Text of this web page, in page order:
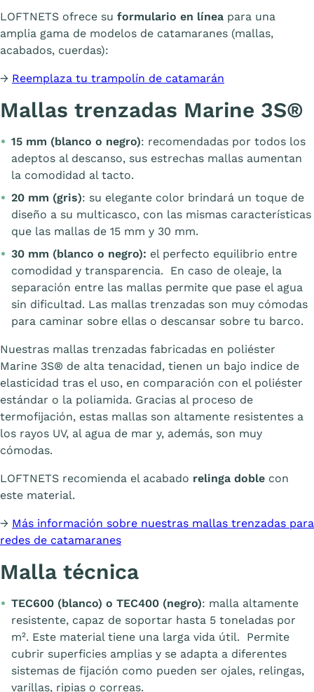
LOFTNETS ofrece su formulario en línea para una
amplia gama de modelos de catamaranes (mallas,
acabados, cuerdas):
→ Reemplaza tu trampolín de catamarán
Mallas trenzadas Marine 3S®
15 mm (blanco o negro): recomendadas por todos los
adeptos al descanso, sus estrechas mallas aumentan
la comodidad al tacto.
20 mm (gris): su elegante color brindará un toque de
diseño a su multicasco, con las mismas características
que las mallas de 15 mm y 30 mm.
30 mm (blanco o negro): el perfecto equilibrio entre
comodidad y transparencia. En caso de oleaje, la
separación entre las mallas permite que pase el agua
sin dificultad. Las mallas trenzadas son muy cómodas
para caminar sobre ellas o descansar sobre tu barco.
Nuestras mallas trenzadas fabricadas en poliéster
Marine 3S® de alta tenacidad, tienen un bajo indice de
elasticidad tras el uso, en comparación con el poliéster
estándar o la poliamida. Gracias al proceso de
termofijación, estas mallas son altamente resistentes a
los rayos UV, al agua de mar y, además, son muy
cómodas.
LOFTNETS recomienda el acabado relinga doble con
este material.
→ Más información sobre nuestras mallas trenzadas para
redes de catamaranes
Malla técnica
TEC600 (blanco) o TEC400 (negro): malla altamente
resistente, capaz de soportar hasta 5 toneladas por
m². Este material tiene una larga vida útil. Permite
cubrir superficies amplias y se adapta a diferentes
sistemas de fijación como pueden ser ojales, relingas,
varillas, ripias o correas.